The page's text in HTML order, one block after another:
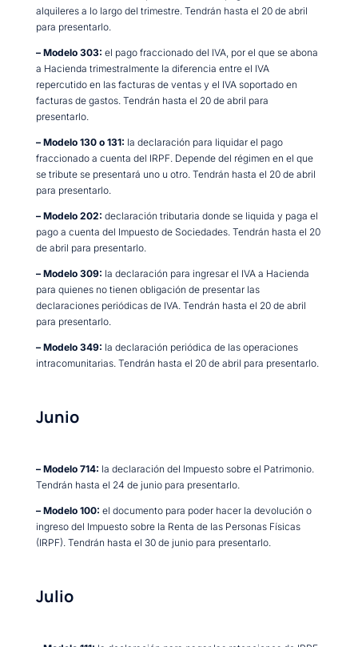
alquileres a lo largo del trimestre. Tendrán hasta el 20 de abril
para presentarlo.
– Modelo 303: el pago fraccionado del IVA, por el que se abona
a Hacienda trimestralmente la diferencia entre el IVA
repercutido en las facturas de ventas y el IVA soportado en
facturas de gastos. Tendrán hasta el 20 de abril para
presentarlo.
– Modelo 130 o 131: la declaración para liquidar el pago
fraccionado a cuenta del IRPF. Depende del régimen en el que
se tribute se presentará uno u otro. Tendrán hasta el 20 de abril
para presentarlo.
– Modelo 202: declaración tributaria donde se liquida y paga el
pago a cuenta del Impuesto de Sociedades. Tendrán hasta el 20
de abril para presentarlo.
– Modelo 309: la declaración para ingresar el IVA a Hacienda
para quienes no tienen obligación de presentar las
declaraciones periódicas de IVA. Tendrán hasta el 20 de abril
para presentarlo.
– Modelo 349: la declaración periódica de las operaciones
intracomunitarias. Tendrán hasta el 20 de abril para presentarlo.
Junio
– Modelo 714: la declaración del Impuesto sobre el Patrimonio.
Tendrán hasta el 24 de junio para presentarlo.
– Modelo 100: el documento para poder hacer la devolución o
ingreso del Impuesto sobre la Renta de las Personas Físicas
(IRPF). Tendrán hasta el 30 de junio para presentarlo.
Julio